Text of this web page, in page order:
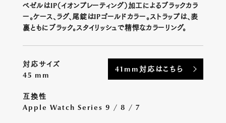
ベゼルはIP（イオンプレーティング）加工によるブラックカラ
ー。ケース、ラグ、尾錠はIPゴールドカラー。ストラップは、表
裏ともにブラック。スタイリッシュで精悍なカラーリング。
対応サイズ
45 mm
41mm対応はこちら
互換性
Apple Watch Series 9 / 8 / 7